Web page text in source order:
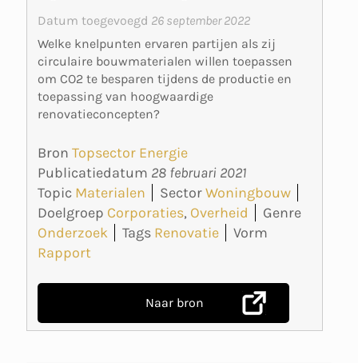
Datum toegevoegd 26 september 2022
Welke knelpunten ervaren partijen als zij
circulaire bouwmaterialen willen toepassen
om CO2 te besparen tijdens de productie en
toepassing van hoogwaardige
renovatieconcepten?
Bron Topsector Energie
Publicatiedatum 28 februari 2021
Topic Materialen SectorWoningbouw
Doelgroep Corporaties, Overheid
Genre
Onderzoek
Tags Renovatie
Vorm
Rapport
Naar bron